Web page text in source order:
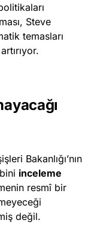
Steve
temasları
Bakanlığı’nın
inceleme
resmî bir
değil.